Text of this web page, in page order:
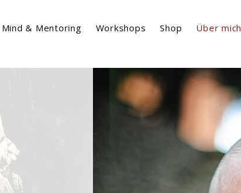
Mind & Mentoring Workshops Shop Über mich